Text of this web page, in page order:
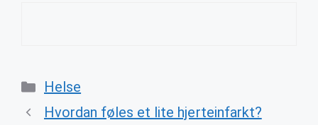
Categories
Helse
Hvordan føles et lite hjerteinfarkt?